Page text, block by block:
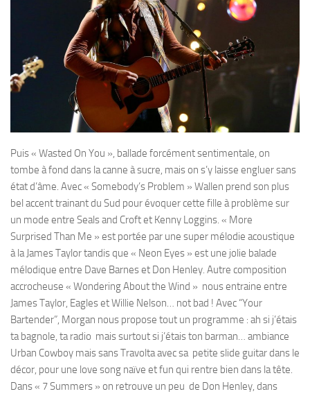
Puis « Wasted On You », ballade forcément sentimentale, on
tombe à fond dans la canne à sucre, mais on s’y laisse engluer sans
état d’âme. Avec « Somebody’s Problem » Wallen prend son plus
bel accent trainant du Sud pour évoquer cette fille à problème sur
un mode entre Seals and Croft et Kenny Loggins. « More
Surprised Than Me » est portée par une super mélodie acoustique
à la James Taylor tandis que « Neon Eyes » est une jolie balade
mélodique entre Dave Barnes et Don Henley. Autre composition
accrocheuse « Wondering About the Wind » nous entraine entre
James Taylor, Eagles et Willie Nelson… not bad ! Avec “Your
Bartender”, Morgan nous propose tout un programme : ah si j’étais
ta bagnole, ta radio mais surtout si j’étais ton barman… ambiance
Urban Cowboy mais sans Travolta avec sa petite slide guitar dans le
décor, pour une love song naïve et fun qui rentre bien dans la tête.
Dans « 7 Summers » on retrouve un peu de Don Henley, dans